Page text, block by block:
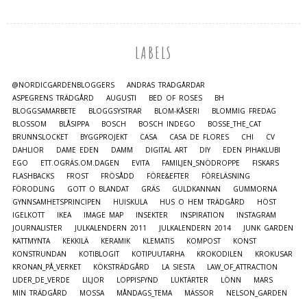
LABELS
@NORDICGARDENBLOGGERS
ANDRAS TRÄDGÅRDAR
ASPEGRENS TRÄDGÅRD
AUGUSTI BED OF ROSES
BH
BLOGGSAMARBETE
BLOGGSYSTRAR BLOM-KÅSERI
BLOMMIG FREDAG
BLOSSOM
BLÅSIPPA BOSCH BOSCH INDEGO
BOSSE_THE_CAT
BRUNNSLOCKET
BYGGPROJEKT CASA CASA DE FLORES CHI
CV
DAHLIOR
DAME EDEN DAMM DIGITAL ART DIY
EDEN PIHAKLUBI
EGO
ETT.OGRÄS.OM.DAGEN EVITA FAMILJEN_SNÖDROPPE
FISKARS
FLASHBACKS
FROST FRÖSÅDD FÖRE&EFTER
FÖRELÄSNING
FÖRODLING
GOTT O BLANDAT GRÄS GULDKANNAN
GUMMORNA
GYNNSAMHETSPRINCIPEN
HUISKULA HUS O HEM TRÄDGÅRD
HÖST
IGELKOTT
IKEA IMAGE MAP INSEKTER INSPIRATION
INSTAGRAM
JOURNALISTER
JULKALENDERN 2011 JULKALENDERN 2014
JUNK GARDEN
KATTMYNTA
KEKKILÄ KERAMIK KLEMATIS KOMPOST
KONST
KONSTRUNDAN
KOTIBLOGIT KOTIPUUTARHA KROKODILEN
KROKUSAR
KRONAN_PÅ_VERKET
KÖKSTRÄDGÅRD LA SIESTA
LAW_OF_ATTRACTION
LIDER_DE_VERDE
LILJOR LOPPISFYND LUKTÄRTER LÖNN
MARS
MIN TRÄDGÅRD
MOSSA MÅNDAGS_TEMA MÄSSOR
NELSON_GARDEN